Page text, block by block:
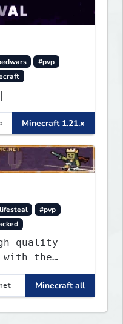
#pvp
Minecraft 1.21.x
#pvp
quality
with the
ever
Practice,
much much
Minecraft all